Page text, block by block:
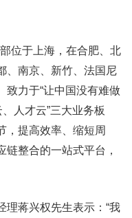
位于上海，在合肥、北
、南京、新竹、法国尼
致力于“让中国没有难做
人才云”三大业务板
，提高效率、缩短周
整合的一站式平台，
理蒋兴权先生表示：“我